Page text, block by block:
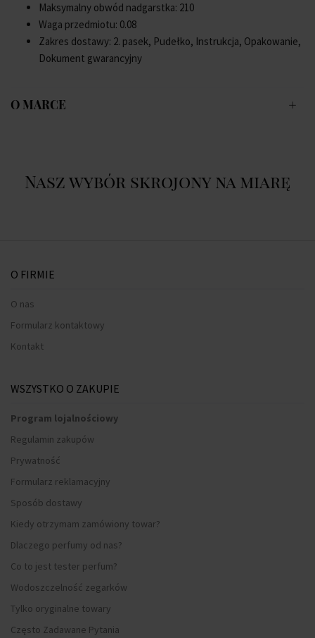
Maksymalny obwód nadgarstka: 210
Waga przedmiotu: 0.08
Zakres dostawy: 2. pasek, Pudełko, Instrukcja, Opakowanie,
Dokument gwarancyjny
O MARCE
Nasz wybór skrojony na miarę
O FIRMIE
O nas
Formularz kontaktowy
Kontakt
WSZYSTKO O ZAKUPIE
Program lojalnościowy
Regulamin zakupów
Prywatność
Formularz reklamacyjny
Sposób dostawy
Kiedy otrzymam zamówiony towar?
Dlaczego perfumy od nas?
Co to jest tester perfum?
Wodoszczelność zegarków
Tylko oryginalne towary
Często Zadawane Pytania